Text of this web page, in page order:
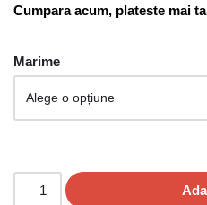
Cumpara acum, plateste mai
Marime